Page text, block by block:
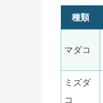
種類
マダコ
ミズダ
コ